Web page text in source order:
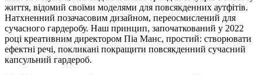
життя, відомий своїми моделями для повсякденних аутфітів.
Натхненний позачасовим дизайном, переосмислений для
сучасного гардеробу. Наш принцип, започаткований у 2022
році креативним директором Піа Манс, простий: створювати
ефектні речі, покликані покращити повсякденний сучасний
капсульний гардероб.